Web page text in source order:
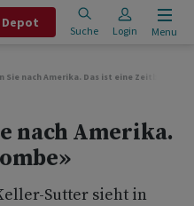
Depot
Suche Login Menu
Sie nach Amerika. Das ist eine Zeitbombe»
nach Amerika.
Sutter sieht in